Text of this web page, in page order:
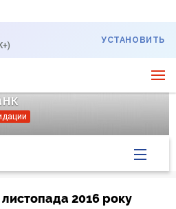
УСТАНОВИТЬ
2016 року